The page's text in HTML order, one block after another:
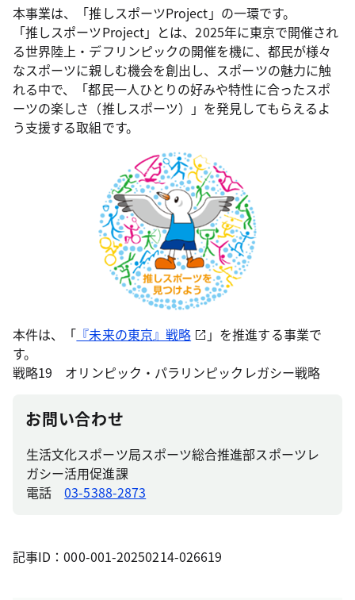
本事業は、「推しスポーツProject」の一環です。
「推しスポーツProject」とは、2025年に東京で開催され
る世界陸上・デフリンピックの開催を機に、都民が様々
なスポーツに親しむ機会を創出し、スポーツの魅力に触
れる中で、「都民一人ひとりの好みや特性に合ったスポ
ーツの楽しさ（推しスポーツ）」を発見してもらえるよ
う支援する取組です。
本件は、「 『未来の東京』戦略
」を推進する事業で
す。
戦略19 オリンピック・パラリンピックレガシー戦略
お問い合わせ
生活文化スポーツ局スポーツ総合推進部スポーツレ
ガシー活用促進課
電話03-5388-2873
記事ID：000-001-20250214-026619